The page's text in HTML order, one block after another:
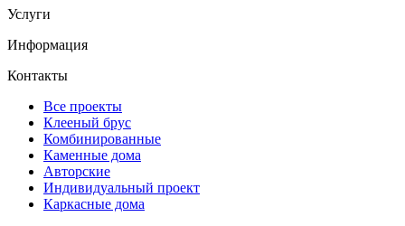
Услуги
Информация
Контакты
Все проекты
Клееный брус
Комбинированные
Каменные дома
Авторские
Индивидуальный проект
Каркасные дома